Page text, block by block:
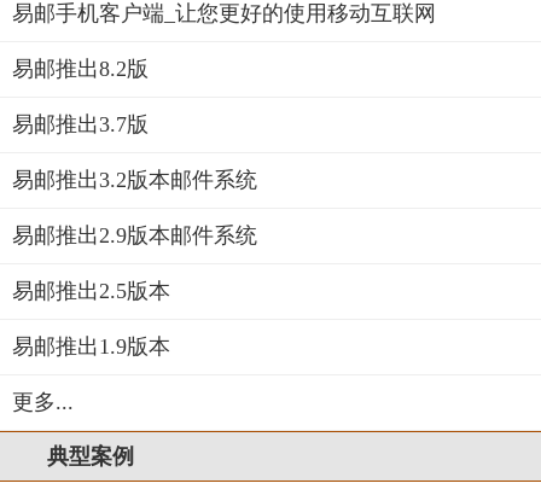
易邮手机客户端_让您更好的使用移动互联网
易邮推出8.2版
易邮推出3.7版
易邮推出3.2版本邮件系统
易邮推出2.9版本邮件系统
易邮推出2.5版本
易邮推出1.9版本
更多...
典型案例